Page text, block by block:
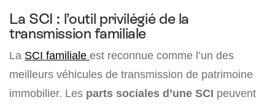
La SCI : l’outil privilégié de la
transmission familiale
La SCI familiale est reconnue comme l’un des
meilleurs véhicules de transmission de patrimoine
immobilier. Les parts sociales d’une SCI peuvent